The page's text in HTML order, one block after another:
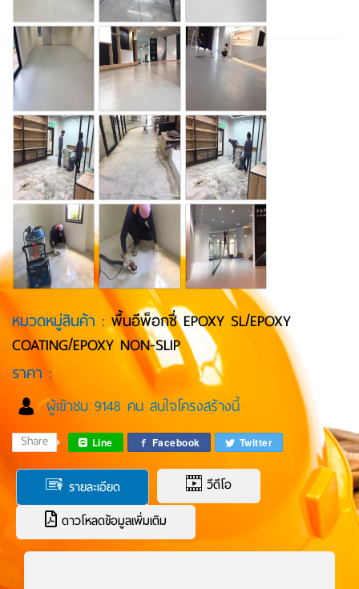
หมวดหมู่สินค้า :พื้นอีพ็อกซี่ EPOXY SL/EPOXY
COATING/EPOXY NON-SLIP
ราคา :
ผู้เข้าชม 9148 คน สนใจโครงสร้างนี้
Share Line Facebook Twitter
รายละเอียด
วีดีโอ
ดาวโหลดข้อมูลเพิ่มเติม